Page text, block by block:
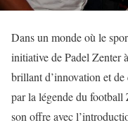
Dans un monde où le
initiative de Padel Zenter
brillant d’innovation et
par la légende du
son offre avec